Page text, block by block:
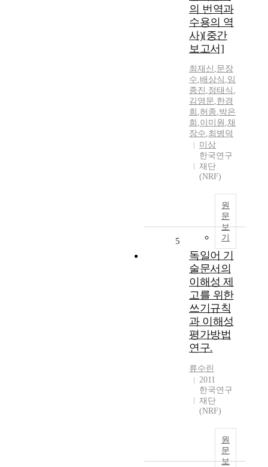
의 번역과
수용의 역
사)[중간
보고서]
최재신 ,문장
수,배상식 ,임
종진 ,정태식 ,
김영문,한경
희 ,허종,박은
희 ,이미원 ,채
장수,최병덕
미상
한국연구
재단
(NRF)
원
문
보
기
5
독일어 기
술문서의
이해성 제
고를 위한
쓰기규칙
과 이해성
평가방법
연구.
류수린
2011
한국연구
재단
(NRF)
원
문
보